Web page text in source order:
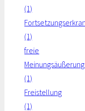
(1)
(1)
freie
Meinungsäußerung
(1)
Freistellung
(1)